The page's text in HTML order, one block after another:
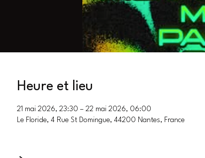
Heure et lieu
21 mai 2026, 23:30 – 22 mai 2026, 06:00
Le Floride, 4 Rue St Domingue, 44200 Nantes, France